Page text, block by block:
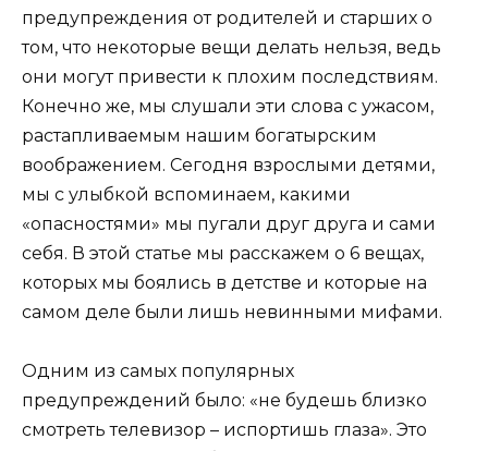
предупреждения от родителей и старших о
том, что некоторые вещи делать нельзя, ведь
они могут привести к плохим последствиям.
Конечно же, мы слушали эти слова с ужасом,
растапливаемым нашим богатырским
воображением. Сегодня взрослыми детями,
мы с улыбкой вспоминаем, какими
«опасностями» мы пугали друг друга и сами
себя. В этой статье мы расскажем о 6 вещах,
которых мы боялись в детстве и которые на
самом деле были лишь невинными мифами.
Одним из самых популярных
предупреждений было: «не будешь близко
смотреть телевизор – испортишь глаза». Это